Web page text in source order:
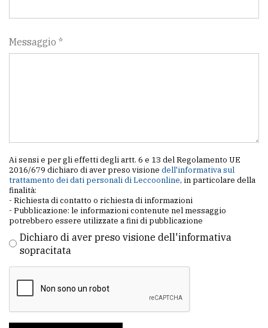
Messaggio *
Ai sensi e per gli effetti degli artt. 6 e 13 del Regolamento UE
2016/679 dichiaro di aver preso visione dell'informativa sul
trattamento dei dati personali di Leccoonline, in particolare della
finalità:
- Richiesta di contatto o richiesta di informazioni
- Pubblicazione: le informazioni contenute nel messaggio
potrebbero essere utilizzate a fini di pubblicazione
Dichiaro di aver preso visione dell'informativa
sopracitata